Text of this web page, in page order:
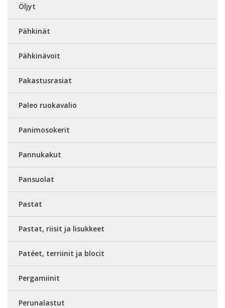
Öljyt
Pähkinät
Pähkinävoit
Pakastusrasiat
Paleo ruokavalio
Panimosokerit
Pannukakut
Pansuolat
Pastat
Pastat, riisit ja lisukkeet
Patéet, terriinit ja blocit
Pergamiinit
Perunalastut